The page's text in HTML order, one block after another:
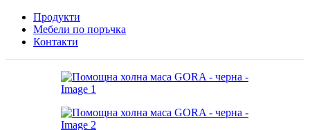
Продукти
Мебели по поръчка
Контакти